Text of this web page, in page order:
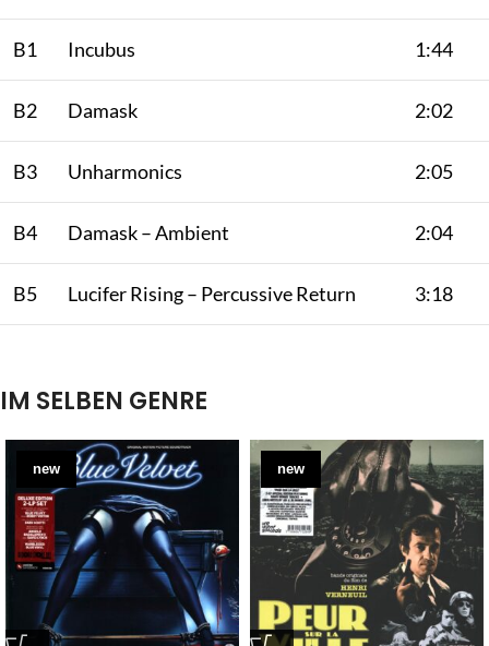
B1 Incubus 1:44
B2 Damask 2:02
B3 Unharmonics 2:05
B4 Damask – Ambient 2:04
B5 Lucifer Rising – Percussive Return 3:18
IM SELBEN GENRE
new new